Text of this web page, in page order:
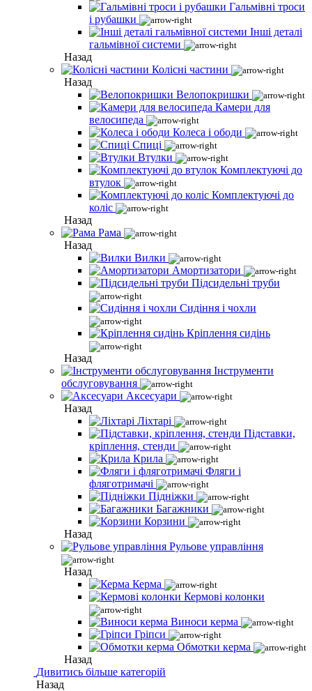
Гальмівні троси
і рубашки
Інші деталі
гальмівної системи
Назад
Колісні частини
Назад
Велопокришки
Камери для
велосипеда
Колеса і ободи
Спиці
Втулки
Комплектуючі до
втулок
Комплектуючі до
коліс
Назад
Рама
Назад
Вилки
Амортизатори
Підсидельні труби
Сидіння і чохли
Кріплення сидінь
Назад
Інструменти
обслуговування
Аксесуари
Назад
Ліхтарі
Підставки,
кріплення, стенди
Крила
Фляги і
фляготримачі
Підніжки
Багажники
Корзини
Назад
Рульове управління
Назад
Керма
Кермові колонки
Виноси керма
Гріпси
Обмотки керма
Назад
Дивитись більше категорій
Назад